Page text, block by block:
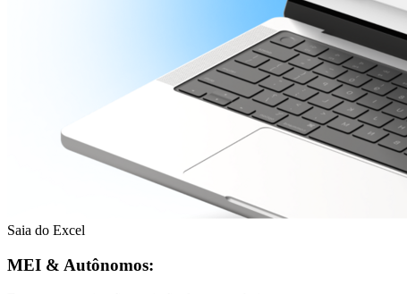
Saia do Excel
MEI & Autônomos: